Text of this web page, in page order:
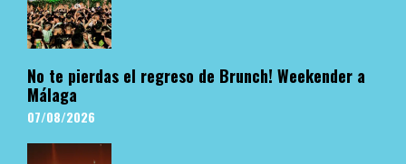
No te pierdas el regreso de Brunch! Weekender a
Málaga
07/08/2026